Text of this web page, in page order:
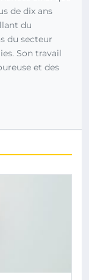
de dix ans
du
du secteur
Son travail
et des